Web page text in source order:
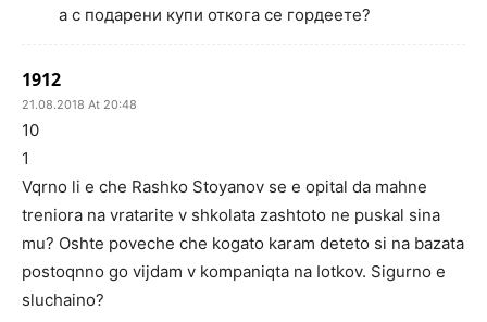
а с подарени купи откога се гордеете?
1912
21.08.2018 At 20:48
10
1
Vqrno li e che Rashko Stoyanov se e opital da mahne
treniora na vratarite v shkolata zashtoto ne puskal sina
mu? Oshte poveche che kogato karam deteto si na bazata
postoqnno go vijdam v kompaniqta na Iotkov. Sigurno e
sluchaino?